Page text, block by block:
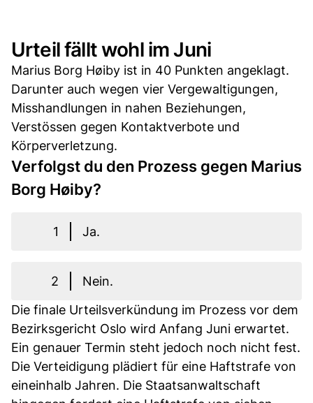
Urteil fällt wohl im Juni
Marius Borg Høiby ist in 40 Punkten angeklagt.
Darunter auch wegen vier Vergewaltigungen,
Misshandlungen in nahen Beziehungen,
Verstössen gegen Kontaktverbote und
Körperverletzung.
Verfolgst du den Prozess gegen Marius
Borg Høiby?
1 Ja.
2
Nein.
Die finale Urteilsverkündung im Prozess vor dem
Bezirksgericht Oslo wird Anfang Juni erwartet.
Ein genauer Termin steht jedoch noch nicht fest.
Die Verteidigung plädiert für eine Haftstrafe von
eineinhalb Jahren. Die Staatsanwaltschaft